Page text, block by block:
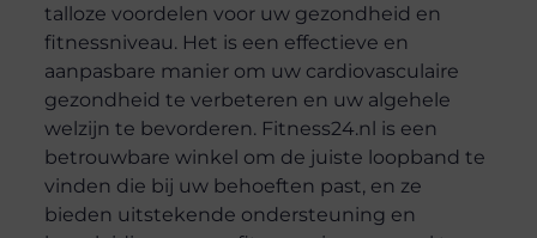
talloze voordelen voor uw gezondheid en
fitnessniveau. Het is een effectieve en
aanpasbare manier om uw cardiovasculaire
gezondheid te verbeteren en uw algehele
welzijn te bevorderen. Fitness24.nl is een
betrouwbare winkel om de juiste loopband te
vinden die bij uw behoeften past, en ze
bieden uitstekende ondersteuning en